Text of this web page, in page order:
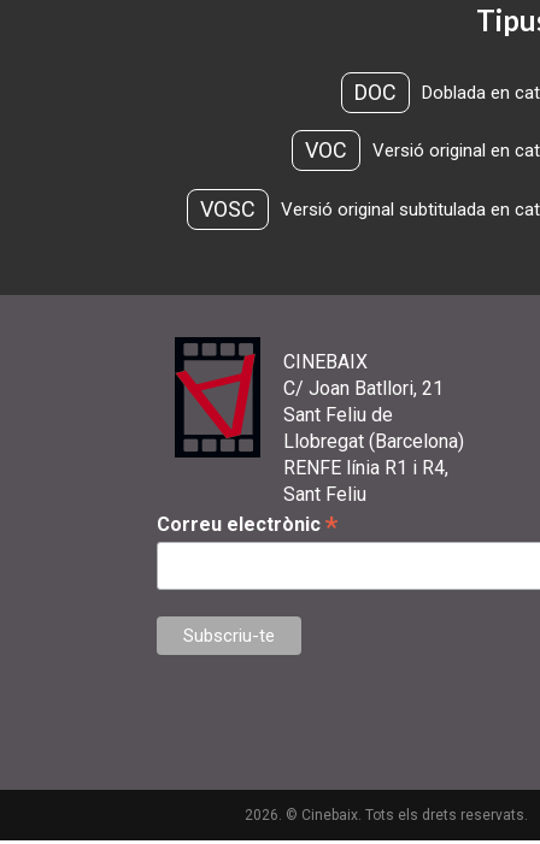
DOC Doblada en
VOC Versió original en
VOSC Versió original subtitulada en
CINEBAIX
C/ Joan Batllori, 21
Sant Feliu de
Llobregat (Barcelona)
RENFE línia R1 i R4,
Sant Feliu
Correu electrònic *
2026. © Cinebaix. Tots els drets reservats.